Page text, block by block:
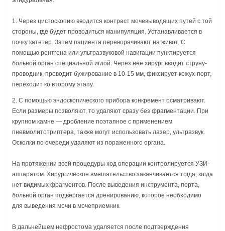
Через цистоскопию вводится контраст мочевыводящих путей с той
стороны, где будет проводиться манипуляция. Устанавливается в
почку катетер. Затем пациента переворачивают на живот. С
помощью рентгена или ультразвуковой навигации пунктируется
больной орган специальной иглой. Через нее хирург вводит струну-
проводник, проводит бужирование в 10-15 мм, фиксирует кожух-порт,
переходит ко второму этапу.
С помощью эндоскопического прибора конкремент осматривают.
Если размеры позволяют, то удаляют сразу без фрагментации. При
крупном камне — дробление поэтапное с применением
пневмолитотриптера, также могут использовать лазер, ультразвук.
Осколки по очереди удаляют из пораженного органа.
На протяжении всей процедуры ход операции контролируется УЗИ-
аппаратом. Хирургическое вмешательство заканчивается тогда, когда
нет видимых фрагментов. После выведения инструмента, порта,
больной орган подвергается дренированию, которое необходимо
для выведения мочи в мочеприемник.
В дальнейшем нефростома удаляется после подтверждения